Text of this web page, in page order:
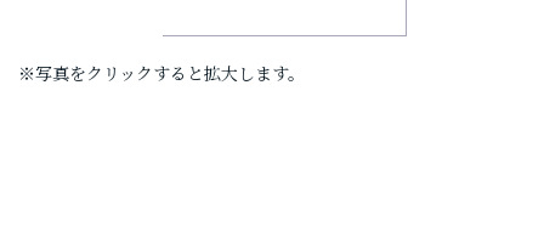
※写真をクリックすると拡大します。